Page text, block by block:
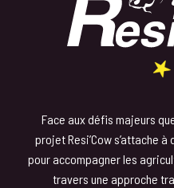
Face aux défis majeurs
projet Resi’Cow s’attache
pour accompagner les
travers une approche